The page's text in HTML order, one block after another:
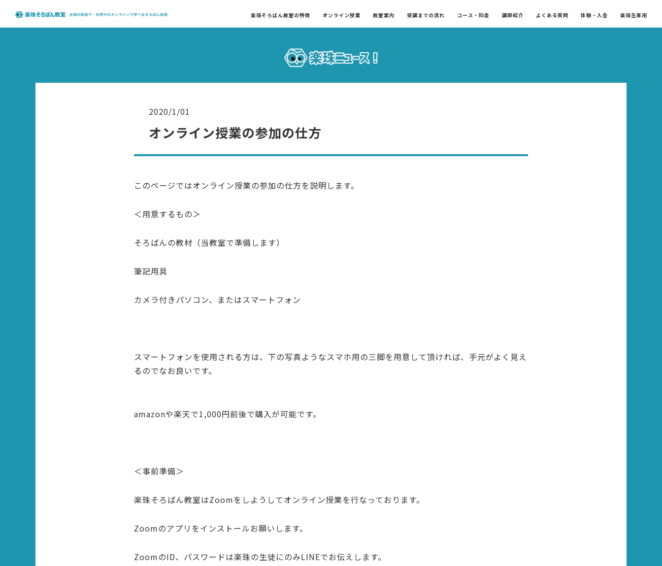
楽珠そろばん教室の特徴 オンライン授業 教室案内 受講までの流れ コース・料金 講師紹介 よくある質問 体験・入会 楽珠生専用
2020/1/01
オンライン授業の参加の仕方
このページではオンライン授業の参加の仕方を説明します。
＜用意するもの＞
そろばんの教材（当教室で準備します）
筆記用具
カメラ付きパソコン、またはスマートフォン
スマートフォンを使用される方は、下の写真ようなスマホ用の三脚を用意して頂ければ、手元がよく見え
るのでなお良いです。
amazonや楽天で1,000円前後で購入が可能です。
＜事前準備＞
楽珠そろばん教室はZoomをしようしてオンライン授業を行なっております。
Zoomのアプリをインストールお願いします。
ZoomのID、パスワードは楽珠の生徒にのみLINEでお伝えします。